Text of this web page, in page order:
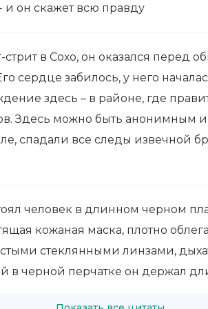
и он скажет всю правду
в Сохо, он оказался перед
сердце забилось, у него
здесь – в районе, где
Здесь можно быть анонимным
спадали все следы извечной
человек в длинном черном
кожаная маска, плотно
стеклянными линзами,
в черной перчатке он держал